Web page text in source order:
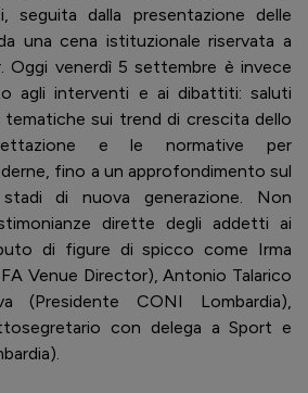
seguita dalla presentazione delle
una cena istituzionale riservata a
Oggi venerdì 5 settembre è invece
agli interventi e ai dibattiti: saluti
tematiche sui trend di crescita dello
e le normative per
fino a un approfondimento sul
di nuova generazione. Non
dirette degli addetti ai
di figure di spicco come Irma
Venue Director), Antonio Talarico
(Presidente CONI Lombardia),
con delega a Sport e